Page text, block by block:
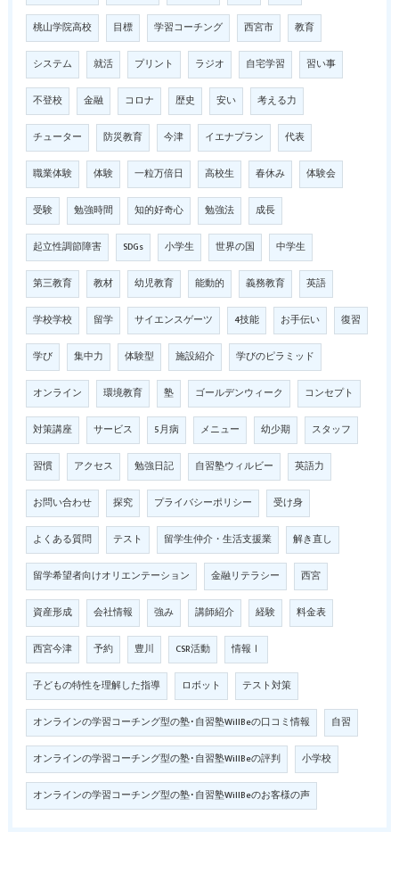
桃山学院高校 目標 学習コーチング 西宮市 教育
システム 就活 プリント ラジオ 自宅学習 習い事
不登校 金融 コロナ 歴史 安い 考える力
チューター 防災教育 今津 イエナプラン 代表
職業体験 体験 一粒万倍日 高校生 春休み 体験会
受験 勉強時間 知的好奇心 勉強法 成長
起立性調節障害 SDGs 小学生 世界の国 中学生
第三教育 教材 幼児教育 能動的 義務教育 英語
学校学校 留学 サイエンスゲーツ 4技能 お手伝い 復習
学び 集中力 体験型 施設紹介 学びのピラミッド
オンライン 環境教育 塾 ゴールデンウィーク コンセプト
対策講座 サービス 5月病 メニュー 幼少期 スタッフ
習慣 アクセス 勉強日記 自習塾ウィルビー 英語力
お問い合わせ 探究 プライバシーポリシー 受け身
よくある質問 テスト 留学生仲介・生活支援業 解き直し
留学希望者向けオリエンテーション 金融リテラシー 西宮
資産形成 会社情報 強み 講師紹介 経験 料金表
西宮今津 予約 豊川 CSR活動 情報Ⅰ
子どもの特性を理解した指導 ロボット テスト対策
オンラインの学習コーチング型の塾･自習塾WillBeの口コミ情報 自習
オンラインの学習コーチング型の塾･自習塾WillBeの評判 小学校
オンラインの学習コーチング型の塾･自習塾WillBeのお客様の声